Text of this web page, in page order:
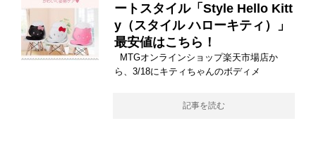
ートスタイル「Style Hello Kitt
y（スタイル ハローキティ）」
最安値はこちら！
MTGオンラインショップ楽天市場店か
ら、3/18にキティちゃんのボディメ
記事を読む